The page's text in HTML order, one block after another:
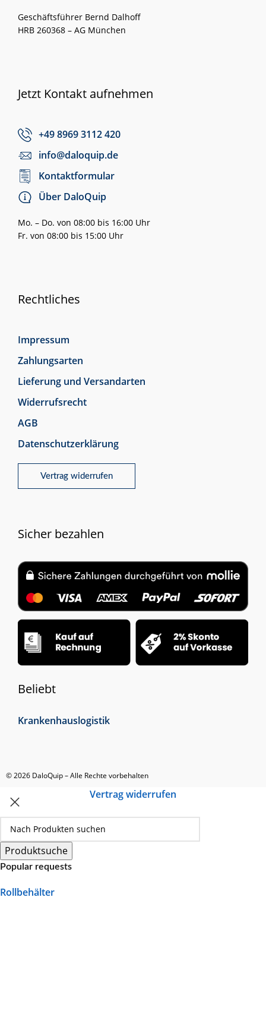
Geschäftsführer Bernd Dalhoff
HRB 260368 – AG München
Jetzt Kontakt aufnehmen
+49 8969 3112 420
info@daloquip.de
Kontaktformular
Über DaloQuip
Mo. – Do. von 08:00 bis 16:00 Uhr
Fr. von 08:00 bis 15:00 Uhr
Rechtliches
Impressum
Zahlungsarten
Lieferung und Versandarten
Widerrufsrecht
AGB
Datenschutzerklärung
Vertrag widerrufen
Sicher bezahlen
Beliebt
Krankenhauslogistik
© 2026 DaloQuip – Alle Rechte vorbehalten
Produktsuche
Popular requests
Rollbehälter
Vertrag widerrufen